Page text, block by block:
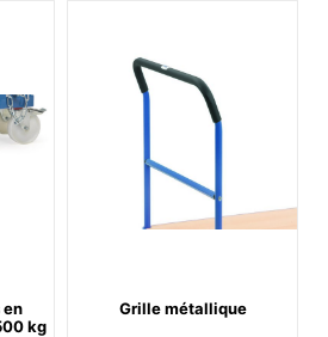
en
kg
Grille métallique